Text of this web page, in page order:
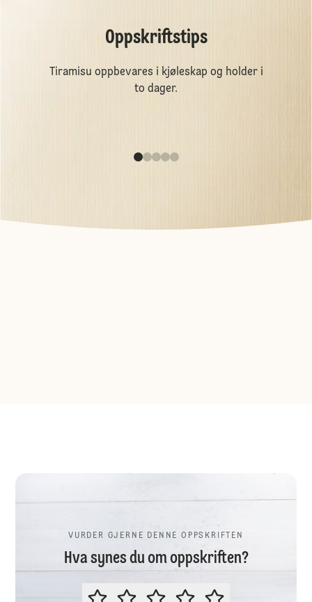
Oppskriftstips
Tiramisu oppbevares i kjøleskap og holder i
to dager.
VURDER GJERNE DENNE OPPSKRIFTEN
Hva synes du om oppskriften?
VURDER GJERNE DENNE